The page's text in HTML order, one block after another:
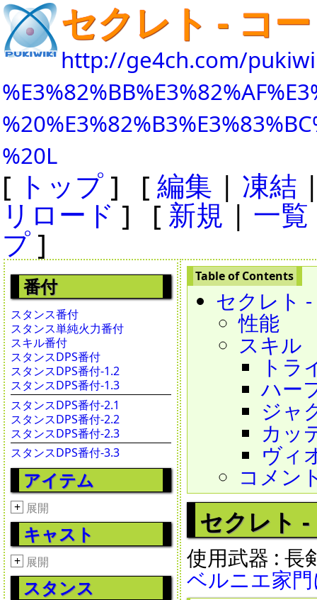
セクレト - コ
http://ge4ch.com/
%20L
[ トップ ] [編集 | 凍結
リロード ] [ 新規| 一覧
プ ]
番付
スタンス番付
スタンス単純火力番付
スキル番付
スタンスDPS番付
スタンスDPS番付-1.2
スタンスDPS番付-1.3
スタンスDPS番付-2.1
スタンスDPS番付-2.2
スタンスDPS番付-2.3
スタンスDPS番付-3.3
アイテム
+ 展開
キャスト
+ 展開
スタンス
セクレト -
性能
スキル
トラ
ハー
ジャ
カッ
ヴィ
コメン
セクレト
使用武器 : 長
ベルニエ家